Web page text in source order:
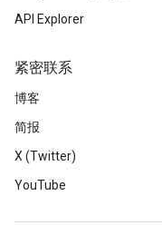
API Explorer
紧密联系
博客
简报
X (Twitter)
YouTube